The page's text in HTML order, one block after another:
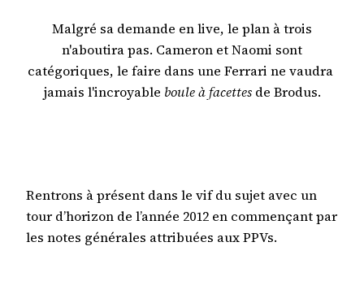
Malgré sa demande en live, le plan à trois
n'aboutira pas. Cameron et Naomi sont
catégoriques, le faire dans une Ferrari ne vaudra
jamais l'incroyable boule à facettesde Brodus.
Rentrons à présent dans le vif du sujet avec un
tour d’horizon de l’année 2012 en commençant par
les notes générales attribuées aux PPVs.